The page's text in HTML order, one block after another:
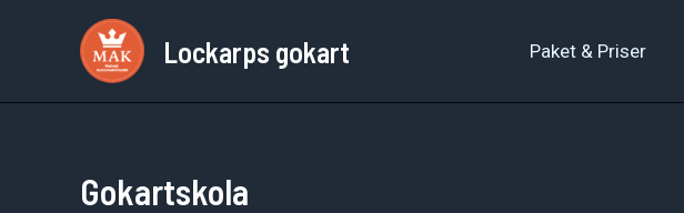
Lockarps gokart Paket & Priser
Gokartskola